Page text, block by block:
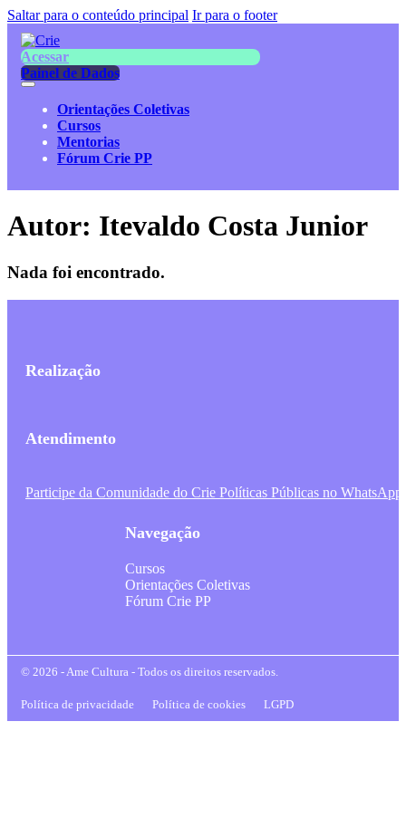
Saltar para o conteúdo principal Ir para o footer
Acessar
Painel de Dados
Orientações Coletivas
Cursos
Mentorias
Fórum Crie PP
Autor: Itevaldo Costa Junior
Nada foi encontrado.
Realização
Atendimento
Participe da Comunidade do Crie Políticas Públicas no WhatsApp
Navegação
Cursos
Orientações Coletivas
Fórum Crie PP
© 2026 - Ame Cultura - Todos os direitos reservados.
Política de privacidade Política de cookies LGPD